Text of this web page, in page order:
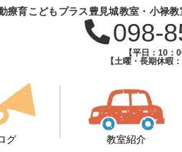
育こどもプラス豊見城教室・小禄
098-
【平日：10：
【土曜・長期休暇
グ 教室紹介